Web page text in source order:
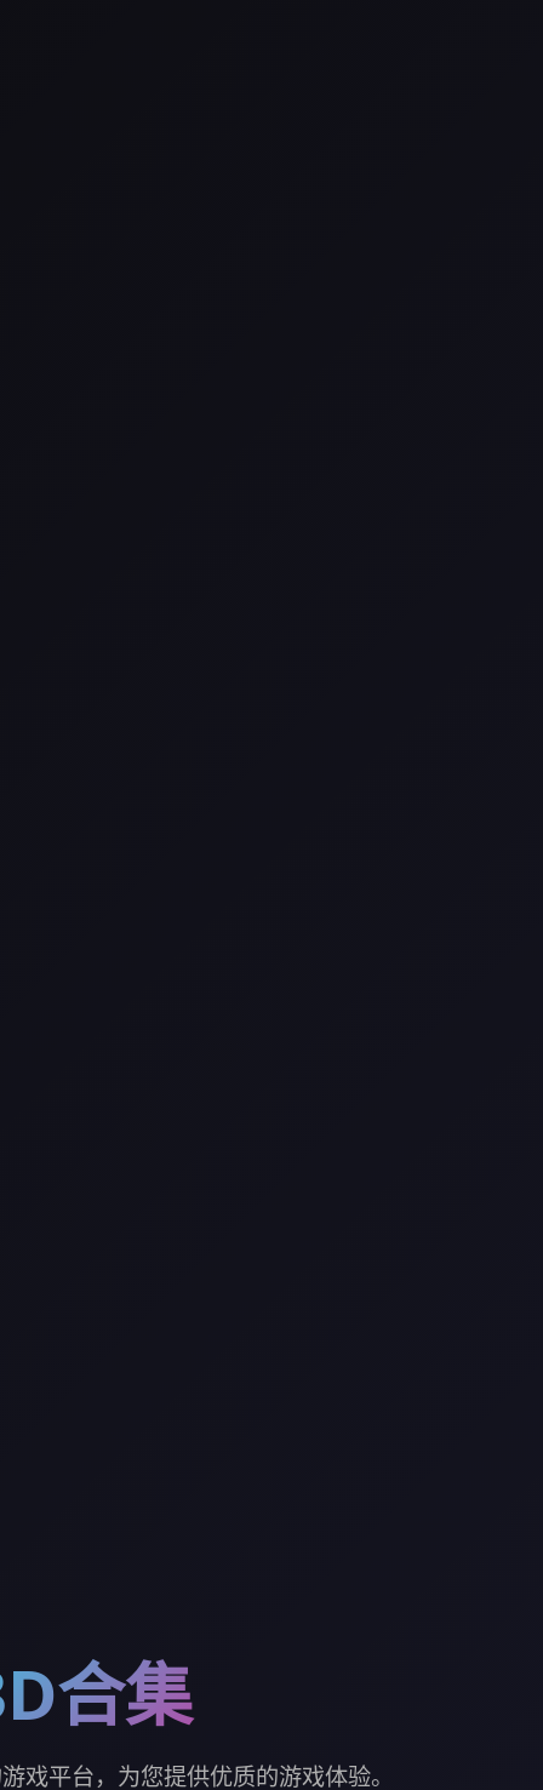
合集
戏平台，为您提供优质的游戏体验。